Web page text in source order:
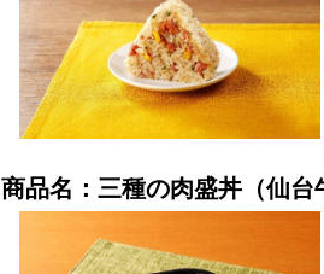
商品名：三種の肉盛丼（仙